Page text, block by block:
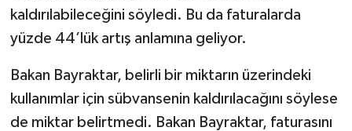
kaldırılabileceğini söyledi. Bu da faturalarda
yüzde 44’lük artış anlamına geliyor.
Bakan Bayraktar, belirli bir miktarın üzerindeki
kullanımlar için sübvansenin kaldırılacağını söylese
de miktar belirtmedi. Bakan Bayraktar, faturasını